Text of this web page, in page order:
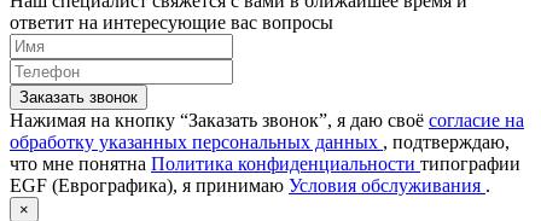
ответит на интересующие вас вопросы
Заказать звонок
Нажимая на кнопку “Заказать звонок”, я даю своё согласие на
обработку указанных персональных данных , подтверждаю,
что мне понятна Политика конфиденциальности типографии
EGF (Еврографика), я принимаю Условия обслуживания .
×